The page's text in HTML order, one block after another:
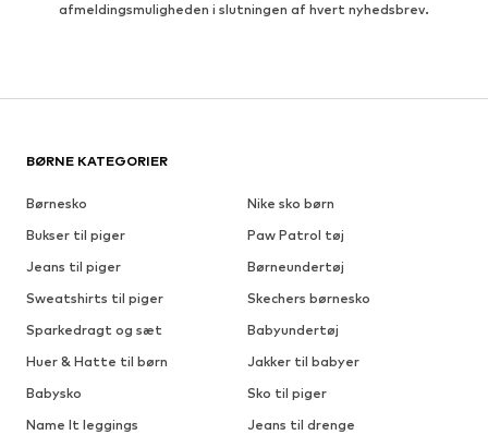
afmeldingsmuligheden i slutningen af hvert nyhedsbrev.
BØRNE KATEGORIER
Børnesko
Nike sko børn
Bukser til piger
Paw Patrol tøj
Jeans til piger
Børneundertøj
Sweatshirts til piger
Skechers børnesko
Sparkedragt og sæt
Babyundertøj
Huer & Hatte til børn
Jakker til babyer
Babysko
Sko til piger
Name It leggings
Jeans til drenge